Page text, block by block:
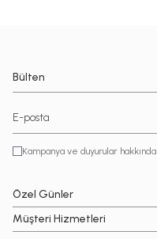
Bülten
Kampanya ve duyurular
Özel Günler
Müşteri Hizmetleri